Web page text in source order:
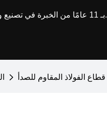
تتمتع Longxing Steel بـ 11 عامًا من الخبرة في تصنيع وتخصيص الفولاذ المقاوم للصدأ.
قطاع الفولاذ المقاوم للصدأ